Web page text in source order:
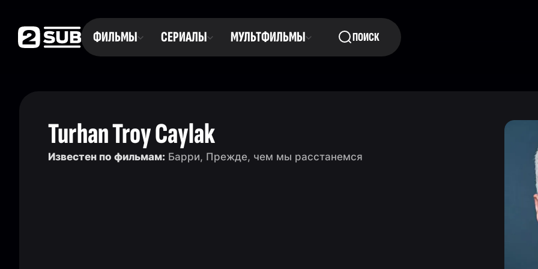
ФИЛЬМЫ СЕРИАЛЫ МУЛЬТФИЛЬМЫ ПОИСК
Turhan Troy Caylak
Известен по фильмам: Барри, Прежде, чем мы расстанемся